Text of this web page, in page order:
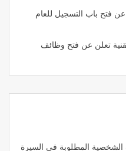
فتح باب التسجيل للعام
تعلن عن فتح وظائف
الشخصية المطلوبة في السيرة